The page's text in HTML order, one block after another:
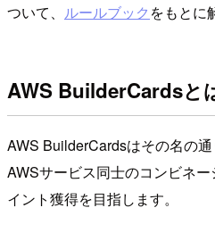
ついて、 ルールブック をもとに
AWS BuilderCardsと
AWS BuilderCardsはその名の通
AWSサービス同士のコンビネ
イント獲得を目指します。